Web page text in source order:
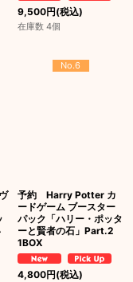
9,500円(税込)
在庫数 4個
No.6
予約 Harry Potter カ
ードゲーム ブースター
パック「ハリー・ポッタ
ーと賢者の石」Part.2
1BOX
4,800円(税込)